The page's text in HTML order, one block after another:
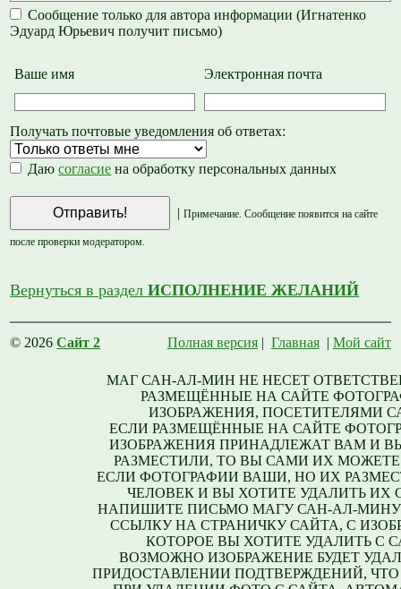
Сообщение только для автора информации (Игнатенко
Эдуард Юрьевич получит письмо)
Ваше имя Электронная почта
Получать почтовые уведомления об ответах:
Даюсогласие на обработку персональных данных
| Примечание. Сообщение появится на сайте
после проверки модератором.
Вернуться в разделИСПОЛНЕНИЕ ЖЕЛАНИЙ
© 2026Сайт 2 Полная версия| Главная| Мой сайт
МАГ САН-АЛ-МИН НЕ НЕСЕТ
РАЗМЕЩЁННЫЕ НА САЙТЕ
ИЗОБРАЖЕНИЯ, ПОСЕТИТЕЛЯМИ
ЕСЛИ РАЗМЕЩЁННЫЕ НА САЙТЕ
ИЗОБРАЖЕНИЯ ПРИНАДЛЕЖАТ ВАМ И
РАЗМЕСТИЛИ, ТО ВЫ САМИ ИХ МОЖЕТЕ
ЕСЛИ ФОТОГРАФИИ ВАШИ, НО ИХ
ЧЕЛОВЕК И ВЫ ХОТИТЕ УДАЛИТЬ ИХ
НАПИШИТЕ ПИСЬМО МАГУ САН-АЛ-
ССЫЛКУ НА СТРАНИЧКУ САЙТА, С
КОТОРОЕ ВЫ ХОТИТЕ УДАЛИТЬ С
ВОЗМОЖНО ИЗОБРАЖЕНИЕ БУДЕТ
ПРИДОСТАВЛЕНИИ ПОДТВЕРЖДЕНИЙ,